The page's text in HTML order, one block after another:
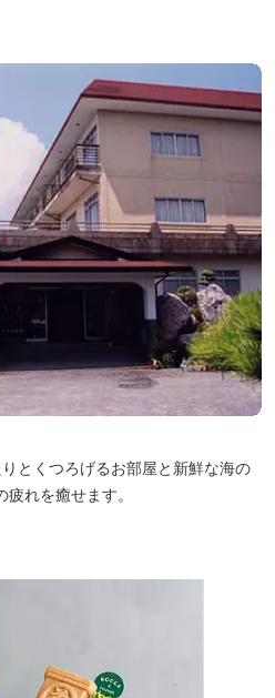
とくつろげるお部屋と新鮮な海の
れを癒せます。